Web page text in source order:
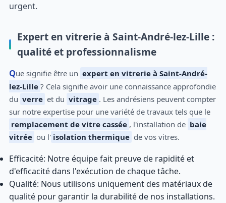
urgent.
Expert en vitrerie à Saint-André-lez-Lille :
qualité et professionnalisme
Que signifie être un expert en vitrerie à Saint-André-
lez-Lille ? Cela signifie avoir une connaissance approfondie
du verre et du vitrage . Les andrésiens peuvent compter
sur notre expertise pour une variété de travaux tels que le
remplacement de vitre cassée , l'installation de baie
vitrée ou l' isolation thermique de vos vitres.
Efficacité: Notre équipe fait preuve de rapidité et
d'efficacité dans l'exécution de chaque tâche.
Qualité: Nous utilisons uniquement des matériaux de
qualité pour garantir la durabilité de nos installations.